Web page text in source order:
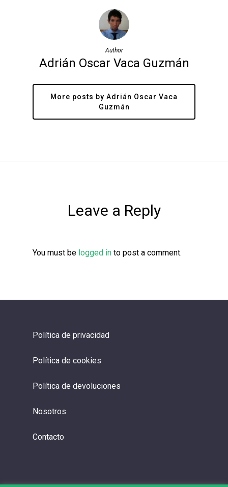
Author
Adrián Oscar Vaca Guzmán
More posts by Adrián Oscar Vaca
Guzmán
Leave a Reply
You must be logged in to post a comment.
Política de privacidad
Política de cookies
Política de devoluciones
Nosotros
Contacto